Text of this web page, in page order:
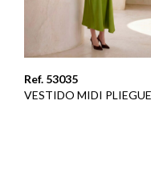
Ref. 53035
VESTIDO MIDI